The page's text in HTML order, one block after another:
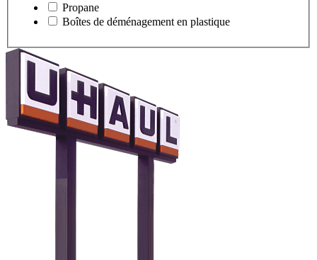
Propane
Boîtes de déménagement en plastique